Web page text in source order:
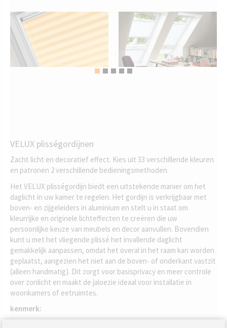
VELUX plisségordijnen
Zacht licht en decoratief effect. Kies uit 33 verschillende kleuren
en patronen 2 verschillende bedieningsmethoden.
Het VELUX plisségordijn biedt een uitstekende manier om het
daglicht in uw kamer te regelen. Het gordijn is verkrijgbaar met
boven- en zijgeleiders in aluminium en stelt u in staat om
kleurrijke en originele lichteffecten te creëren die uw
persoonlijke keuze van meubels en decor aanvullen. Bovendien
kunt u met het vliegende plissé het invallende daglicht
gemakkelijk aanpassen, omdat het overal in het raam kan worden
geplaatst, aangezien het niet aan de boven- of onderkant vastzit
(alleen handmatig). Dit zorgt voor basisprivacy en meer controle
over zonlicht en maakt de jaloezie ideaal voor installatie in
woonkamers of eetruimtes.
kenmerk: